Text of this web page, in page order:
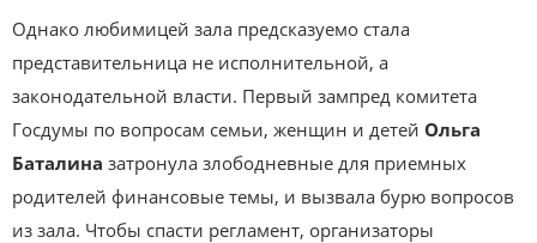
Однако любимицей зала предсказуемо стала
представительница не исполнительной, а
законодательной власти. Первый зампред комитета
Госдумы по вопросам семьи, женщин и детей Ольга
Баталина затронула злободневные для приемных
родителей финансовые темы, и вызвала бурю вопросов
из зала. Чтобы спасти регламент, организаторы